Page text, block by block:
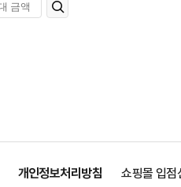
개인정보처리방침 쇼핑몰 입점